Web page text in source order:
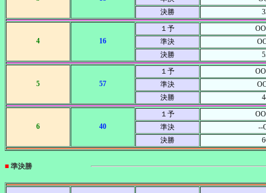
決勝
4 16
１予
準決
決勝
5 57
１予
準決
決勝
6 40
１予
準決
--
決勝
■ 準決勝